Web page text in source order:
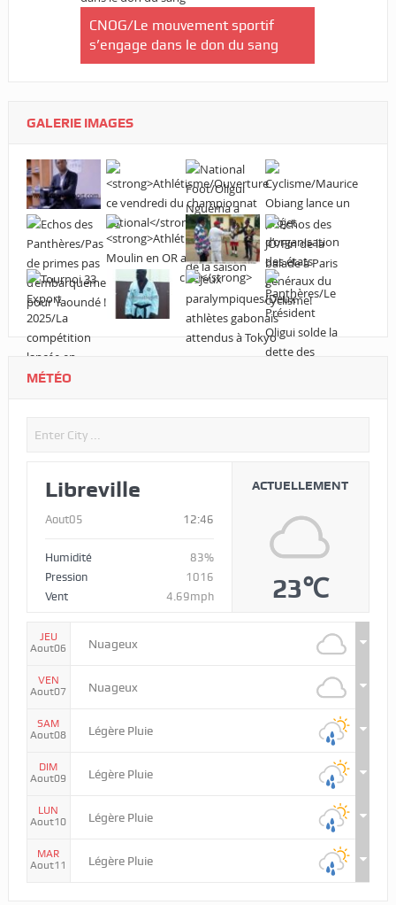
CNOG/Le mouvement sportif
s’engage dans le don du sang
GALERIE IMAGES
MÉTÉO
Libreville
Aout05 12:46
Humidité
83%
Pression
1016
Vent
4.69mph
ACTUELLEMENT
23℃
JEU
Aout06
Nuageux
VEN
Aout07
Nuageux
SAM
Aout08
Légère Pluie
DIM
Aout09
Légère Pluie
LUN
Aout10
Légère Pluie
MAR
Aout11
Légère Pluie